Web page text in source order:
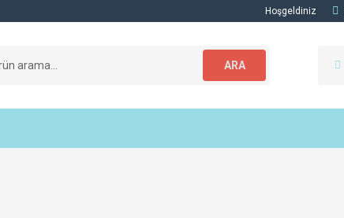
Hoşgeldiniz
ARA